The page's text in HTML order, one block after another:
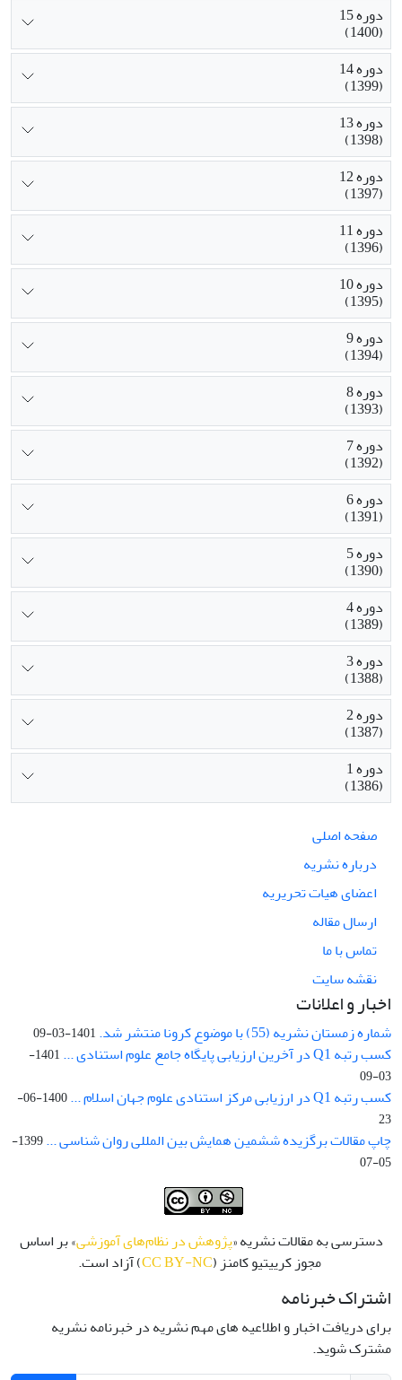
دوره 15
(1400)
دوره 14
(1399)
دوره 13
(1398)
دوره 12
(1397)
دوره 11
(1396)
دوره 10
(1395)
دوره 9
(1394)
دوره 8
(1393)
دوره 7
(1392)
دوره 6
(1391)
دوره 5
(1390)
دوره 4
(1389)
دوره 3
(1388)
دوره 2
(1387)
دوره 1
(1386)
صفحه اصلی
درباره نشریه
اعضای هیات تحریریه
ارسال مقاله
تماس با ما
نقشه سایت
اخبار و اعلانات
شماره زمستان نشریه (55) با موضوع کرونا منتشر شد. 1401-03-09
کسب رتبه Q1 در آخرین ارزیابی پایگاه جامع علوم استنادی ...
1401-
03-09
کسب رتبه Q1 در ارزیابی مرکز استنادی علوم جهان اسلام ...
1400-06-
23
چاپ مقالات برگزیده ششمین همایش بین المللی روان شناسی ...
1399-
05-07
دسترسی به مقالات نشریه «پژوهش در نظام‌های آموزشی» بر اساس
مجوز کرییتیو کامنز (CC BY-NC) آزاد است.
اشتراک خبرنامه
برای دریافت اخبار و اطلاعیه های مهم نشریه در خبرنامه نشریه
مشترک شوید.